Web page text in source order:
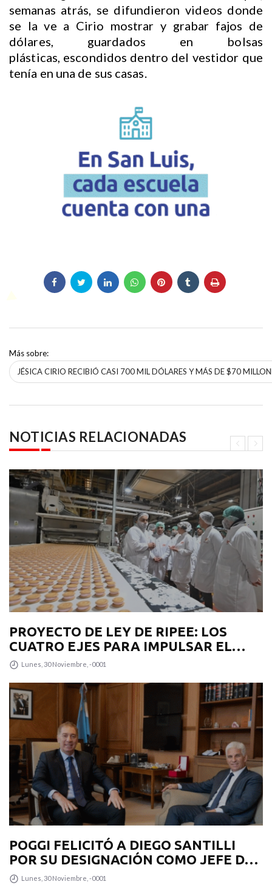
semanas atrás, se difundieron videos donde
se la ve a Cirio mostrar y grabar fajos de
dólares, guardados en bolsas
plásticas, escondidos dentro del vestidor que
tenía en una de sus casas.
Más sobre:
JÉSICA CIRIO RECIBIÓ CASI 700 MIL DÓLARES Y MÁS DE $70
NOTICIAS RELACIONADAS
PROYECTO DE LEY DE RIPEE: LOS
CUATRO EJES PARA IMPULSAR EL
DESARROLLO PRODUCTIVO EN LA
Lunes, 30 Noviembre, -0001
POGGI FELICITÓ A DIEGO SANTILLI
POR SU DESIGNACIÓN COMO JEFE DE
GABINETE
Lunes, 30 Noviembre, -0001